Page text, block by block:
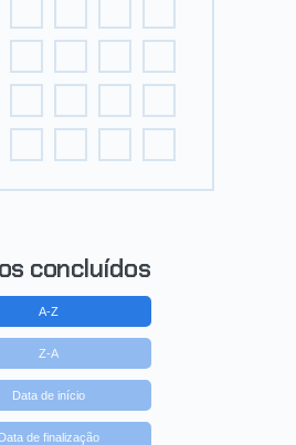
concluídos
A-Z
Z-A
Data de início
Data de finalização